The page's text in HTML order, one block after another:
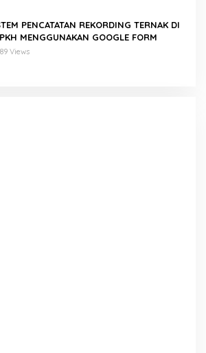
PENCATATAN REKORDING TERNAK DI
MENGGUNAKAN GOOGLE FORM
Views